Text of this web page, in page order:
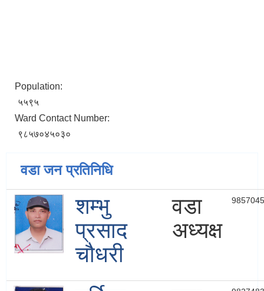
Population:
५५९५
Ward Contact Number:
९८५७०४५०३०
वडा जन प्रतिनिधि
शम्भु
प्रसाद
चौधरी
वडा
अध्यक्ष